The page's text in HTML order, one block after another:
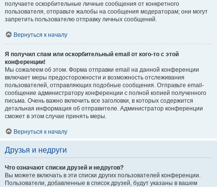
получаете оскорбительные личные сообщения от конкретного
пользователя, отправьте жалобы на сообщения модераторам; они могут
запретить пользователю отправку личных сообщений.
Вернуться к началу
Я получил спам или оскорбительный email от кого-то с этой
конференции!
Мы сожалеем об этом. Форма отправки email на данной конференции
включает меры предосторожности и возможность отслеживания
пользователей, отправляющих подобные сообщения. Отправьте email-
сообщение администратору конференции с полной копией полученного
письма. Очень важно включить все заголовки, в которых содержится
детальная информация об отправителе. Администратор конференции
сможет в этом случае принять меры.
Вернуться к началу
Друзья и недруги
Что означают списки друзей и недругов?
Вы можете включать в эти списки других пользователей конференции.
Пользователи, добавленные в список друзей, будут указаны в вашем